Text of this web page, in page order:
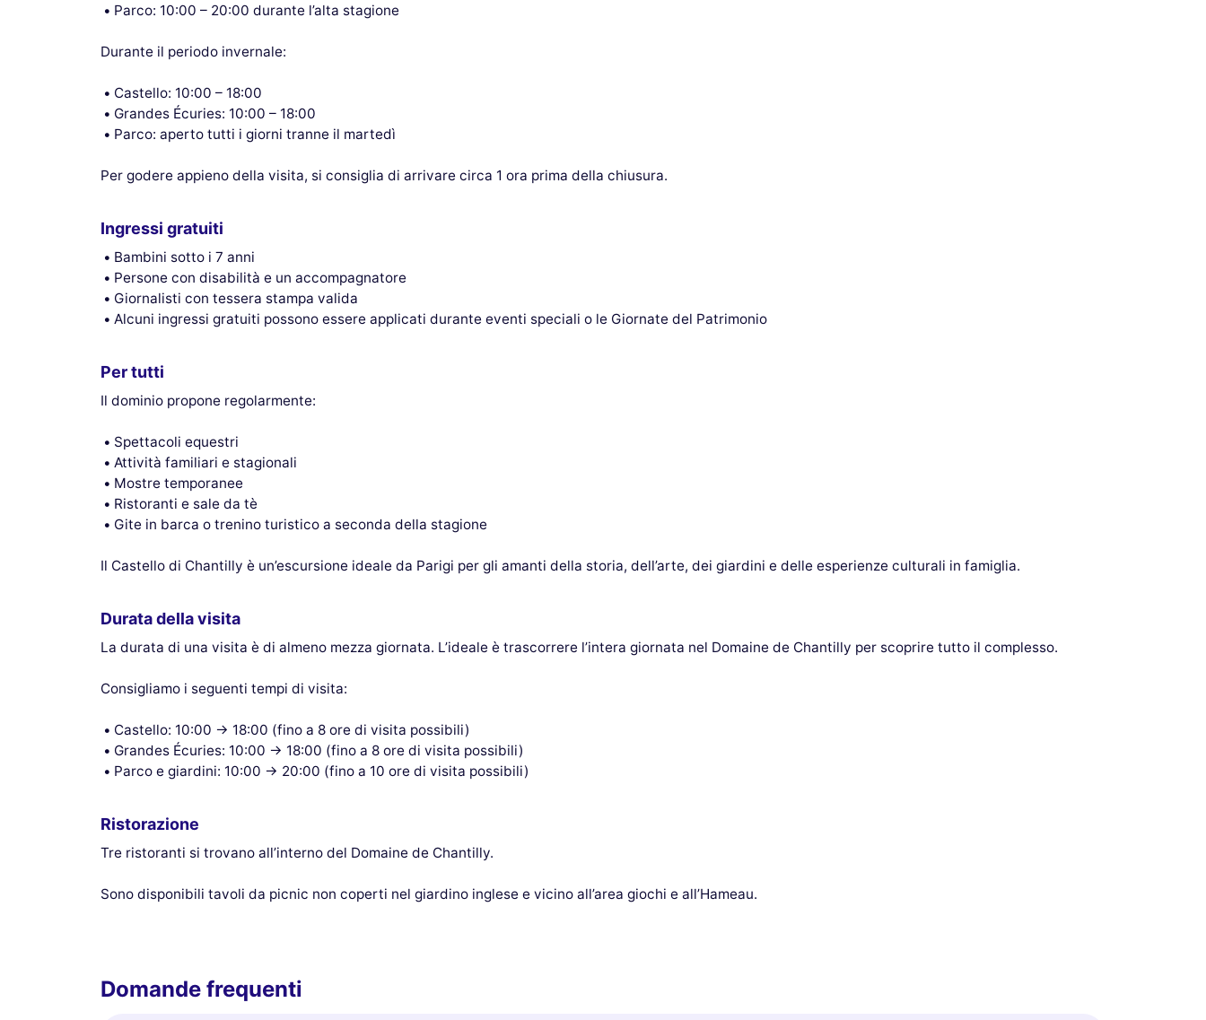
Parco: 10:00 – 20:00 durante l’alta stagione
Durante il periodo invernale:
Castello: 10:00 – 18:00
Grandes Écuries: 10:00 – 18:00
Parco: aperto tutti i giorni tranne il martedì
Per godere appieno della visita, si consiglia di arrivare circa 1 ora prima della chiusura.
Ingressi gratuiti
Bambini sotto i 7 anni
Persone con disabilità e un accompagnatore
Giornalisti con tessera stampa valida
Alcuni ingressi gratuiti possono essere applicati durante eventi speciali o le Giornate del Patrimonio
Per tutti
Il dominio propone regolarmente:
Spettacoli equestri
Attività familiari e stagionali
Mostre temporanee
Ristoranti e sale da tè
Gite in barca o trenino turistico a seconda della stagione
Il Castello di Chantilly è un’escursione ideale da Parigi per gli amanti della storia, dell’arte, dei giardini e delle esperienze culturali in famiglia.
Durata della visita
La durata di una visita è di almeno mezza giornata. L’ideale è trascorrere l’intera giornata nel Domaine de Chantilly per scoprire tutto il complesso.
Consigliamo i seguenti tempi di visita:
Castello: 10:00 → 18:00 (fino a 8 ore di visita possibili)
Grandes Écuries: 10:00 → 18:00 (fino a 8 ore di visita possibili)
Parco e giardini: 10:00 → 20:00 (fino a 10 ore di visita possibili)
Ristorazione
Tre ristoranti si trovano all’interno del Domaine de Chantilly.
Sono disponibili tavoli da picnic non coperti nel giardino inglese e vicino all’area giochi e all’Hameau.
Domande frequenti